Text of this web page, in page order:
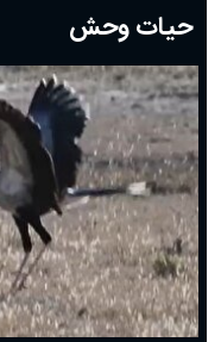
دعای روز هشتم ماه مبارک رمضان؛ ۷ اسفند ماه
دعای روز هفتم ماه رمضان؛ ۶ اسفند ۱۴۰۴
دعای روز ششم ماه رمضان؛ ۵ اسفند ۱۴۰۴
دعای روز پنجم ماه رمضان؛ ۴ اسفند ۱۴۰۴
دعای روز چهارم ماه مبارک رمضان؛ ۳ اسفند
دعای روز سوم ماه مبارک رمضان؛ ۱۴ اسفند
دعای روز دوم ماه مبارک رمضان ۱ اسفند ماه ۱۴۰۴
دعای روز اول ماه مبارک رمضان، ۳۰ بهمن
حضرت زینب(س) چگونه از
بهترین پیامک تبریک روز پدر ۱۴۰۴؛ جملات زیبا و صمیمانه
حیات وحش